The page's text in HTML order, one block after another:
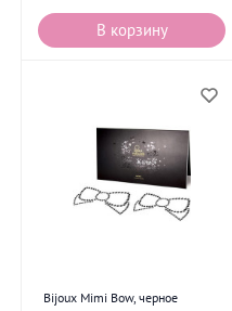
В корзину
Bijoux Mimi Bow, черное